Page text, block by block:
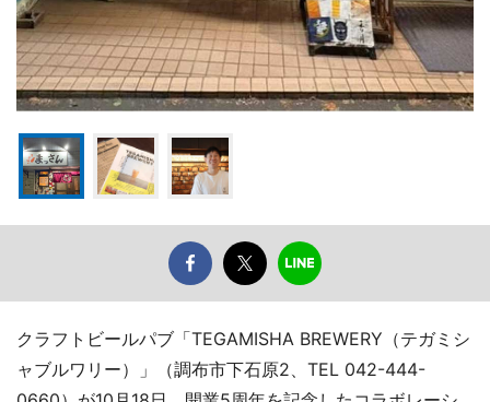
クラフトビールパブ「TEGAMISHA BREWERY（テガミシ
ャブルワリー）」（調布市下石原2、TEL 042-444-